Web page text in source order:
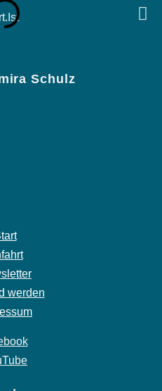
Schulz
werden